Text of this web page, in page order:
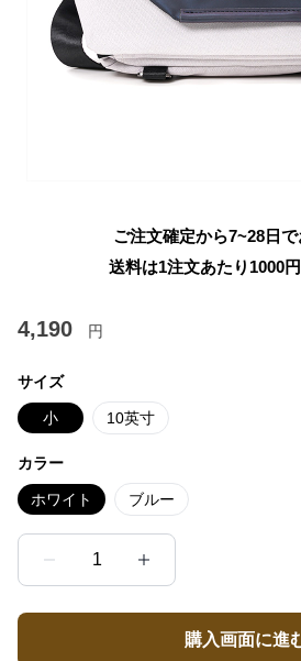
ご注文確定から7~28日
送料は1注文あたり 1000
4,190 円
サイズ
小 10英寸
カラー
ホワイト ブルー
1
購入画面に進